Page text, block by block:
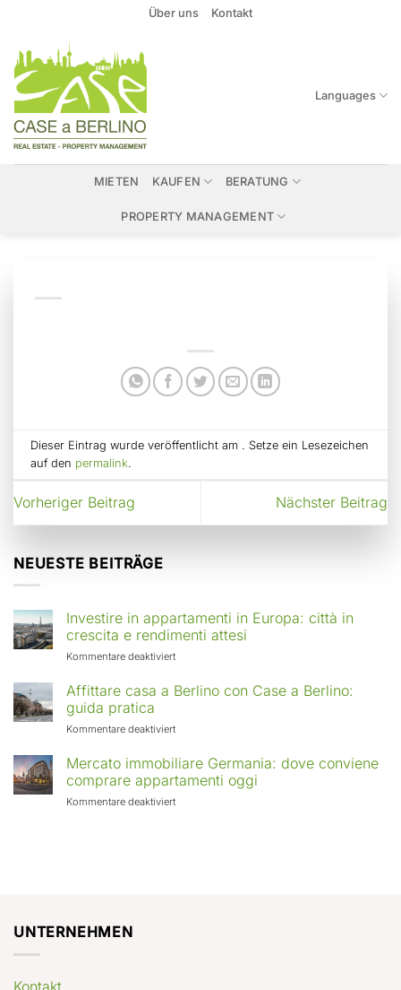
springen
Über uns Kontakt
Languages
MIETEN KAUFEN BERATUNG
PROPERTY MANAGEMENT
Dieser Eintrag wurde veröffentlicht am . Setze ein Lesezeichen
auf den permalink.
Vorheriger Beitrag Nächster Beitrag
NEUESTE BEITRÄGE
Investire in appartamenti in Europa: città in
crescita e rendimenti attesi
Kommentare deaktiviertfür
in
Europa:
in
crescita
rendimenti
Affittare casa a Berlino con Case a Berlino:
guida pratica
Kommentare deaktiviertfür
casa
a
Berlino
con
Mercato immobiliare Germania: dove conviene
comprare appartamenti oggi
Kommentare deaktiviertfür
UNTERNEHMEN
Kontakt